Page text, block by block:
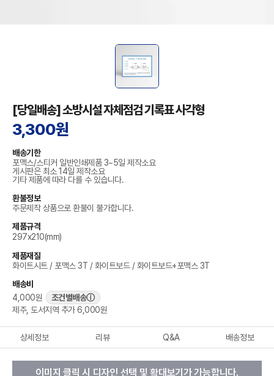
[당일배송] 소방시설 자체점검 기록표 사각형
3,300원
배송기한
포맥스/스티커 일반인쇄제품 3~5일 제작소요
게시판은 최소 14일 제작소요
기타 제품에 따라 다를 수 있습니다.
환불정보
주문제작 상품으로 환불이 불가합니다.
제품규격
297x210(mm)
제품재질
화이트시트 / 포맥스 3T / 화이트보드 / 화이트보드+포맥스 3T
배송비
4,000원
조건별배송ⓘ
제주, 도서지역 추가 6,000원
상세정보 리뷰 Q&A 배송정보
이미지 클릭 시 디자인 선택 및 확대보기가 가능합니다.